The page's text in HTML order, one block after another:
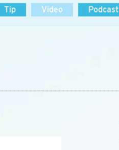
Tip Video Podcast